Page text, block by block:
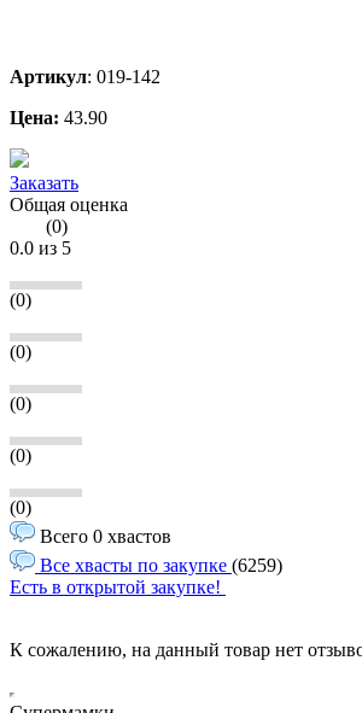
Артикул: 019-142
Цена: 43.90
Заказать
Общая оценка
(0)
0.0 из 5
(0)
(0)
(0)
(0)
(0)
Всего 0 хвастов
Все хвасты по закупке (6259)
Есть в открытой закупке!
К сожалению, на данный товар нет